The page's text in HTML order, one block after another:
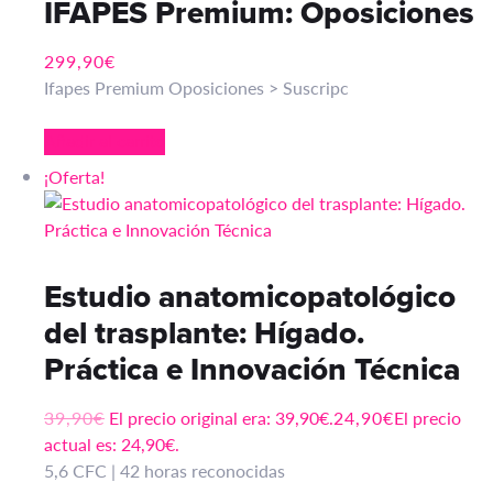
IFAPES Premium: Oposiciones
299,90€
Ifapes Premium Oposiciones > Suscripc
¡Oferta!
Estudio anatomicopatológico
del trasplante: Hígado.
Práctica e Innovación Técnica
39,90€ El precio original era: 39,90€.24,90€El precio
actual es: 24,90€.
5,6 CFC | 42 horas reconocidas